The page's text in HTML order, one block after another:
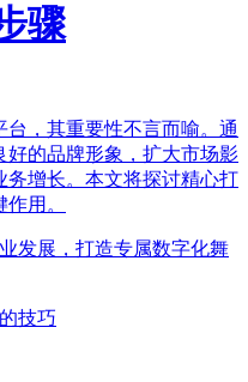
骤
，其重要性不言而喻。通
的品牌形象，扩大市场影
务增长。本文将探讨精心打
用。
发展，打造专属数字化舞
技巧